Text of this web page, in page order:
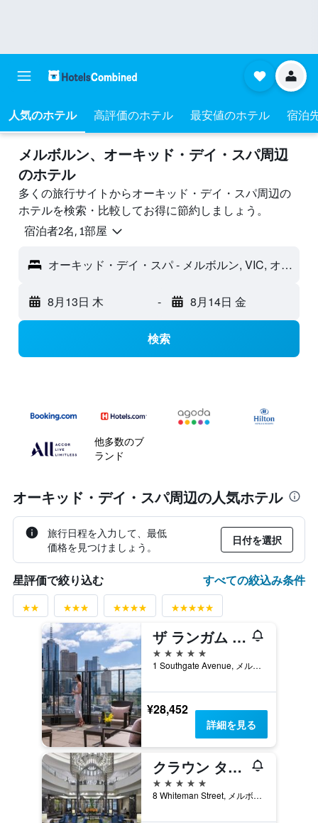
人気のホテル 高評価のホテル 最安値のホテル 宿泊
メルボルン​、オーキッド・デイ・スパ周辺
のホテル
多くの旅行サイトからオーキッド・デイ・スパ周辺の
ホテルを検索・比較してお得に節約しましょう。
宿泊者2名, 1​部屋
オーキッド・デイ・スパ - メルボルン, VIC, オーストラリア
8月13日 木 - 8月14日 金
検索
他多数のブ
ランド
オーキッド・デイ・スパ周辺の人気ホテル
旅行日程を入力して、最低
価格を見つけましょう。
日付を選択
星評価で絞り込む すべての絞込み条件
ザ ランガム メルボルン
5つ星
1 Southgate Avenue, メルボルン, VIC, オーストラリア
¥28,452
詳細を見る
クラウン タワーズ メルボルン
5つ星
8 Whiteman Street, メルボルン, VIC, オーストラリア